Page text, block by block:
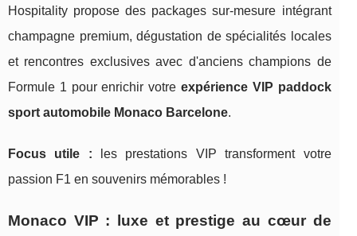
Hospitality propose des packages sur-mesure intégrant
champagne premium, dégustation de spécialités locales
et rencontres exclusives avec d'anciens champions de
Formule 1 pour enrichir votre expérience VIP paddock
sport automobile Monaco Barcelone.
Focus utile : les prestations VIP transforment votre
passion F1 en souvenirs mémorables !
Monaco VIP : luxe et prestige au cœur de